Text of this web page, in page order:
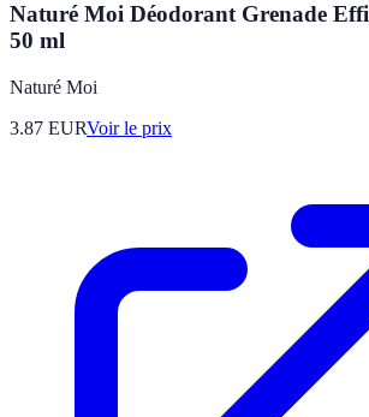
Naturé Moi Déodorant Grenade
50 ml
Naturé Moi
3.87 EURVoir le prix